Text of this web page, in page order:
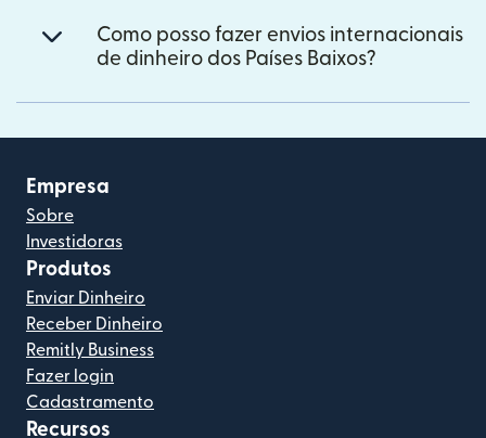
Como posso fazer envios internacionais
de dinheiro dos Países Baixos?
Empresa
Sobre
Investidoras
Produtos
Enviar Dinheiro
Receber Dinheiro
Remitly Business
Fazer login
Cadastramento
Recursos